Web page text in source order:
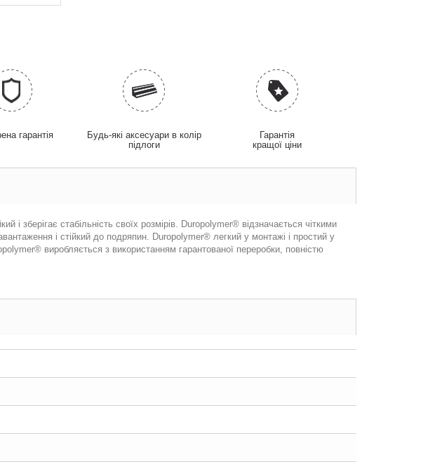
гарантія
Будь-які аксесуари в колір
підлоги
Гарантія
кращої ціни
зберігає стабільність своїх розмірів. Duropolymer® відзначається чіткими
і стійкий до подряпин. Duropolymer® легкий у монтажі і простий у
виробляється з використанням гарантованої переробки, повністю